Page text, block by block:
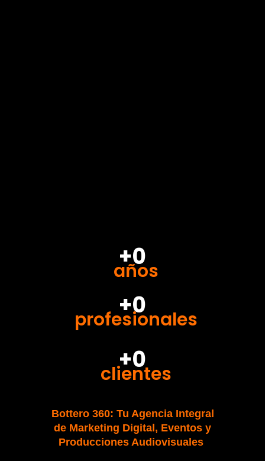
+0
años
+0
profesionales
+0
clientes
Bottero 360: Tu Agencia Integral
de Marketing Digital, Eventos y
Producciones Audiovisuales